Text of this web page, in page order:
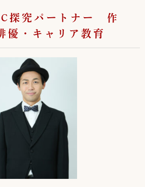
探究パートナー 作
優・キャリア教育